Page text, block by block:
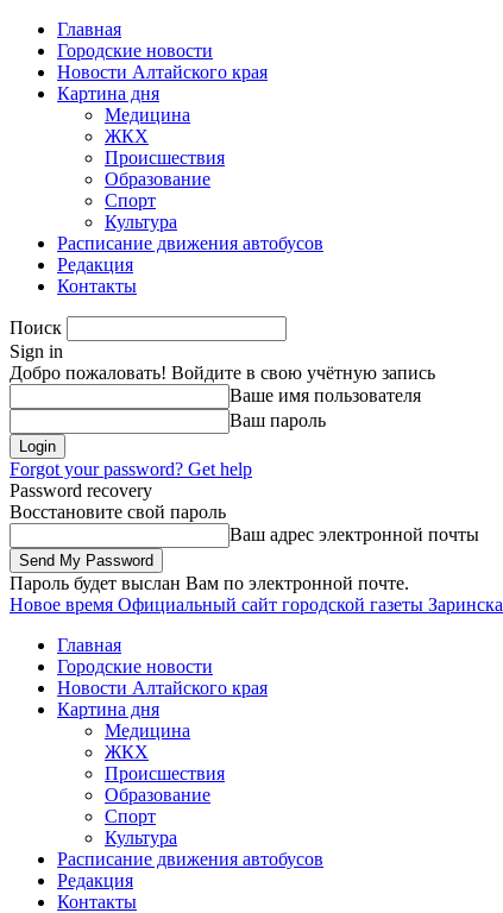
Главная
Городские новости
Новости Алтайского края
Картина дня
Медицина
ЖКХ
Происшествия
Образование
Спорт
Культура
Расписание движения автобусов
Редакция
Контакты
Поиск
Sign in
Добро пожаловать! Войдите в свою учётную запись
Ваше имя пользователя
Ваш пароль
Forgot your password? Get help
Password recovery
Восстановите свой пароль
Ваш адрес электронной почты
Пароль будет выслан Вам по электронной почте.
Новое время Официальный сайт городской газеты Заринска
Главная
Городские новости
Новости Алтайского края
Картина дня
Медицина
ЖКХ
Происшествия
Образование
Спорт
Культура
Расписание движения автобусов
Редакция
Контакты